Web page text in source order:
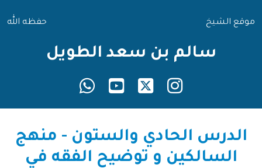
موقع الشيخ حفظه الله
سالم بن سعد الطويل
الدرس الحادي والستون - منهج
السالكين و توضيح الفقه في